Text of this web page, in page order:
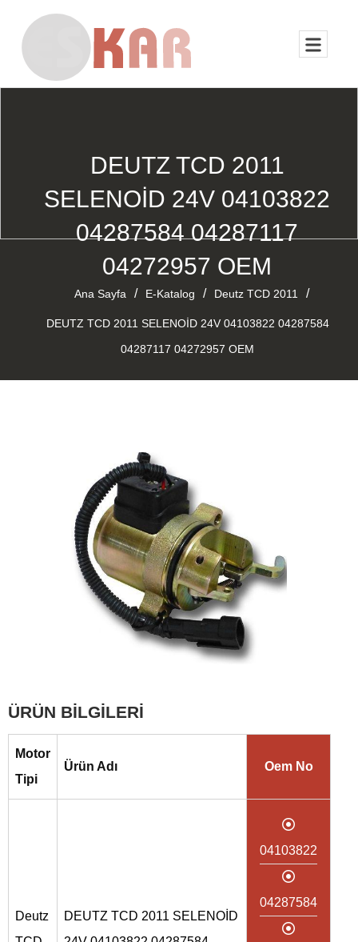
DEUTZ TCD 2011
SELENOİD 24V 04103822
04287584 04287117
04272957 OEM
Ana Sayfa / E-Katalog / Deutz TCD 2011 /
DEUTZ TCD 2011 SELENOİD 24V 04103822 04287584
04287117 04272957 OEM
ÜRÜN BİLGİLERİ
Motor
Tipi
Ürün Adı Oem No
Deutz
DEUTZ TCD 2011 SELENOİD
04103822
04287584